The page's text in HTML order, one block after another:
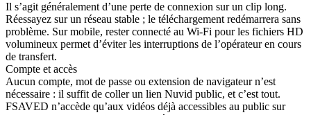
Il s’agit généralement d’une perte de connexion sur un clip long.
Réessayez sur un réseau stable ; le téléchargement redémarrera sans
problème. Sur mobile, rester connecté au Wi-Fi pour les fichiers HD
volumineux permet d’éviter les interruptions de l’opérateur en cours
de transfert.
Compte et accès
Aucun compte, mot de passe ou extension de navigateur n’est
nécessaire : il suffit de coller un lien Nuvid public, et c’est tout.
FSAVED n’accède qu’aux vidéos déjà accessibles au public sur